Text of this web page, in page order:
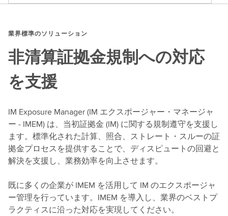
業界標準のソリューション
非清算証拠金規制への対応
を支援
IM Exposure Manager (IM エクスポージャー・マネージャ
ー ‐ IMEM) は、当初証拠金 (IM) に関する規制遵守を支援し
ます。標準化された計算、照合、ストレート・スルーの証
拠金プロセスを提供することで、ディスピュートの回避と
解決を支援し、業務効率を向上させます。
既に多くの企業が IMEM を活用して IM のエクスポージャ
ー管理を行っています。IMEM を導入し、業界のベストプ
ラクティスに沿った対応を実現してください。